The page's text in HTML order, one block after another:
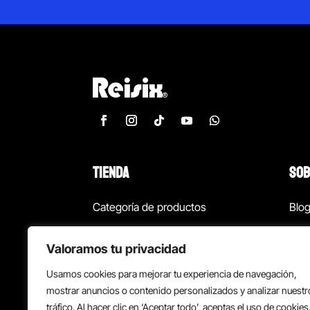
Valoramos tu privacidad
Usamos cookies para mejorar tu experiencia de navegación,
mostrar anuncios o contenido personalizados y analizar
tráfico. Al hacer clic en ‘Aceptar todo’, aceptas el uso de cookies.
TIENDA
Categoría de productos
¡Las mejores ofertas!
Back to school
Blog